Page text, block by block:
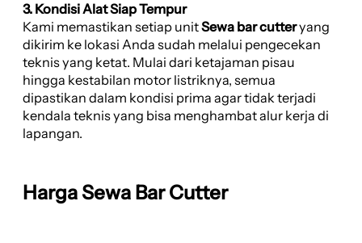
3. Kondisi Alat Siap Tempur
Kami memastikan setiap unitSewa bar cutteryang
dikirim ke lokasi Anda sudah melalui pengecekan
teknis yang ketat. Mulai dari ketajaman pisau
hingga kestabilan motor listriknya, semua
dipastikan dalam kondisi prima agar tidak terjadi
kendala teknis yang bisa menghambat alur kerja di
lapangan.
Harga Sewa Bar Cutter